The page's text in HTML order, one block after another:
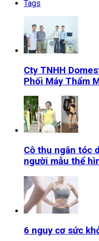
Tags
Cty TNHH
Phối Máy Thẩm
Cô thu ngân tóc
người mẫu thể
6 nguy cơ sức